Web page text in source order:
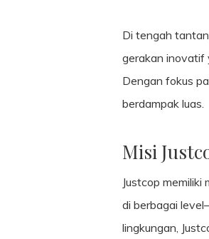
Di tengah
gerakan inovatif
Dengan fokus
berdampak luas.
Misi
Justcop
di berbagai
lingkungan,